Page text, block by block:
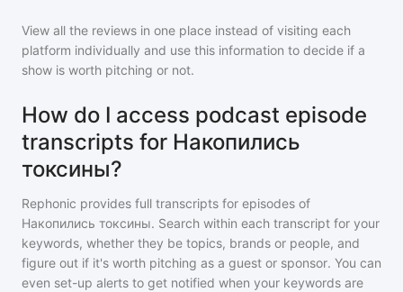
View all the reviews in one place instead of visiting each
platform individually and use this information to decide if a
show is worth pitching or not.
How do I access podcast episode
transcripts for Накопились
токсины?
Rephonic provides full transcripts for episodes of
Накопились токсины. Search within each transcript for your
keywords, whether they be topics, brands or people, and
figure out if it's worth pitching as a guest or sponsor. You can
even set-up alerts to get notified when your keywords are